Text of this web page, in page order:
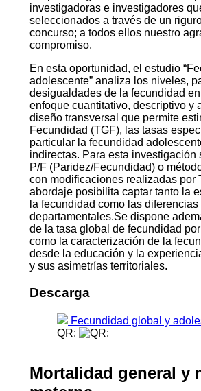
investigadoras e investigadores
seleccionados a través de un
concurso; a todos ellos nuestro
compromiso.
En esta oportunidad, el estudio
adolescente” analiza los niveles,
desigualdades de la fecundidad
enfoque cuantitativo, descriptivo y
diseño transversal que permite
Fecundidad (TGF), las tasas
particular la fecundidad
indirectas. Para esta investigación
P/F (Paridez/Fecundidad) o
con modificaciones realizadas por
abordaje posibilita captar tanto la
la fecundidad como las
departamentales.Se dispone
de la tasa global de fecundidad
como la caracterización de la
desde la educación y la
y sus asimetrías territoriales.
Descarga
Fecundidad global y
QR:
Mortalidad general y